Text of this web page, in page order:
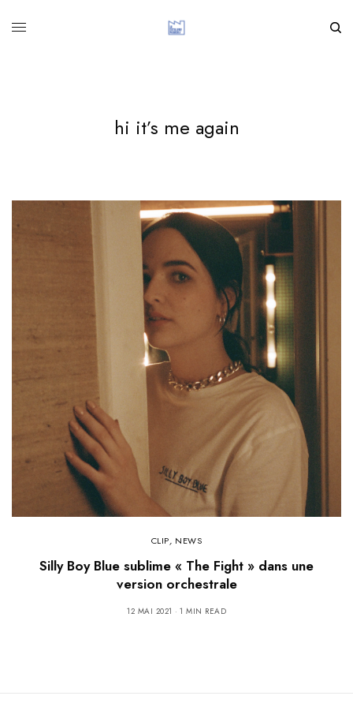
hi it’s me again
CLIP, NEWS
Silly Boy Blue sublime « The Fight » dans une
version orchestrale
12 MAI 2021 1 MIN READ